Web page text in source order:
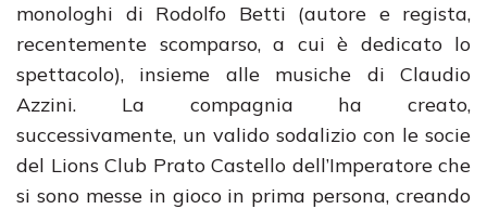
monologhi di Rodolfo Betti (autore e regista,
recentemente scomparso, a cui è dedicato lo
spettacolo), insieme alle musiche di Claudio
Azzini. La compagnia ha creato,
successivamente, un valido sodalizio con le socie
del Lions Club Prato Castello dell’Imperatore che
si sono messe in gioco in prima persona, creando